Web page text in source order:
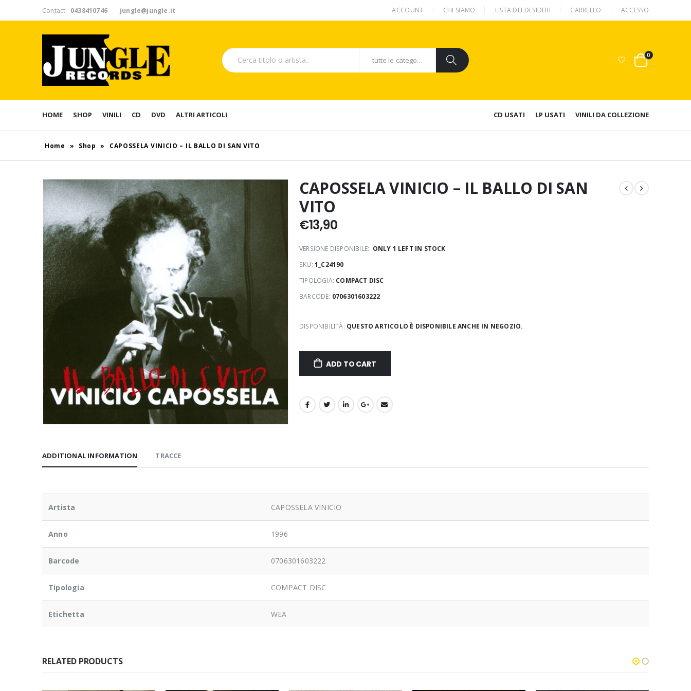
Contact: 0438410746 jungle@jungle.it ACCOUNT CHI SIAMO LISTA DEI DESIDERI CARRELLO ACCESSO
tutte le categorie
0
HOME SHOP VINILI CD DVD ALTRI ARTICOLI CD USATI LP USATI VINILI DA COLLEZIONE
Home » Shop » CAPOSSELA VINICIO – IL BALLO DI SAN VITO
CAPOSSELA VINICIO – IL BALLO DI SAN
VITO
€13,90
VERSIONE DISPONIBILE:: ONLY 1 LEFT IN STOCK
SKU: 1_C24190
TIPOLOGIA: COMPACT DISC
BARCODE: 0706301603222
DISPONIBILITÀ: QUESTO ARTICOLO È DISPONIBILE ANCHE IN NEGOZIO.
ADD TO CART
ADDITIONAL INFORMATION TRACCE
Artista CAPOSSELA VINICIO
Anno 1996
Barcode 0706301603222
Tipologia COMPACT DISC
Etichetta WEA
RELATED PRODUCTS